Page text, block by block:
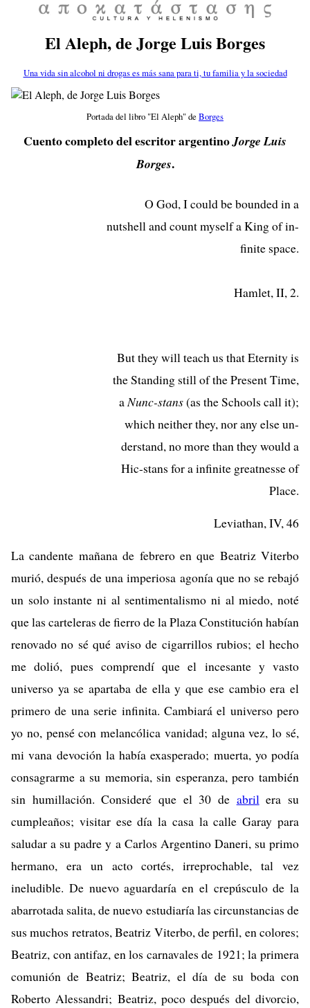
El Aleph, de Jorge Luis Borges
Una vida sin alcohol ni drogas es más sana para ti, tu familia y la sociedad
Portada del libro "El Aleph" de Borges
Cuento completo del escritor argentinoJorge Luis
Borges.
O God, I could be bounded in a
nutshell and count myself a King of in-
finite space.
Hamlet, II, 2.
But they will teach us that Eternity is
the Standing still of the Present Time,
aNunc-stans(as the Schools call it);
which neither they, nor any else un-
derstand, no more than they would a
Hic-stans for a infinite greatnesse of
Place.
Leviathan, IV, 46
La candente mañana de febrero en que Beatriz Viterbo
murió, después de una imperiosa agonía que no se rebajó
un solo instante ni al sentimentalismo ni al miedo, noté
que las carteleras de fierro de la Plaza Constitución habían
renovado no sé qué aviso de cigarrillos rubios; el hecho
me dolió, pues comprendí que el incesante y vasto
universo ya se apartaba de ella y que ese cambio era el
primero de una serie infinita. Cambiará el universo pero
yo no, pensé con melancólica vanidad; alguna vez, lo sé,
mi vana devoción la había exasperado; muerta, yo podía
consagrarme a su memoria, sin esperanza, pero también
sin humillación. Consideré que el 30 de abrilera su
cumpleaños; visitar ese día la casa la calle Garay para
saludar a su padre y a Carlos Argentino Daneri, su primo
hermano, era un acto cortés, irreprochable, tal vez
ineludible. De nuevo aguardaría en el crepúsculo de la
abarrotada salita, de nuevo estudiaría las circunstancias de
sus muchos retratos, Beatriz Viterbo, de perfil, en colores;
Beatriz, con antifaz, en los carnavales de 1921; la primera
comunión de Beatriz; Beatriz, el día de su boda con
Roberto Alessandri; Beatriz, poco después del divorcio,